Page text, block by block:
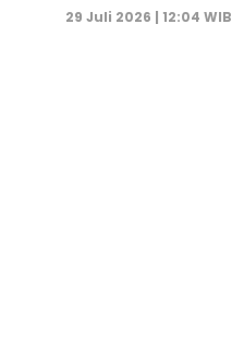
29 Juli 2026 | 12:04 WIB